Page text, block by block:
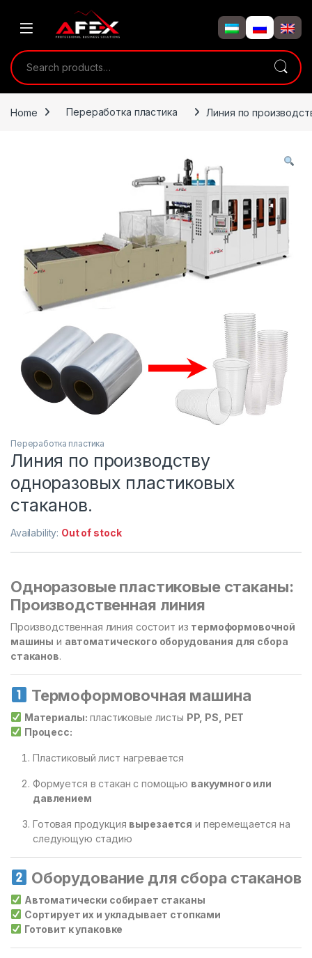
Search for:
Home Переработка пластика Линия по
Переработка пластика
Линия по производству
одноразовых пластиковых
стаканов.
Availability: Out of stock
Одноразовые пластиковые стаканы:
Производственная линия
Производственная линия состоит из термоформовочной
машины и автоматического оборудования для сбора
стаканов.
Термоформовочная машина
Материалы: пластиковые листы PP, PS, PET
Процесс:
Пластиковый лист нагревается
Формуется в стакан с помощью вакуумного или
давлением
Готовая продукция вырезается и перемещается на
следующую стадию
Оборудование для сбора стаканов
Автоматически собирает стаканы
Сортирует их и укладывает стопками
Готовит к упаковке